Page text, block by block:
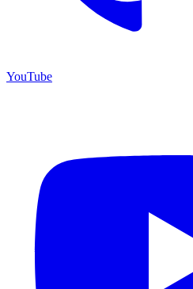
YouTube